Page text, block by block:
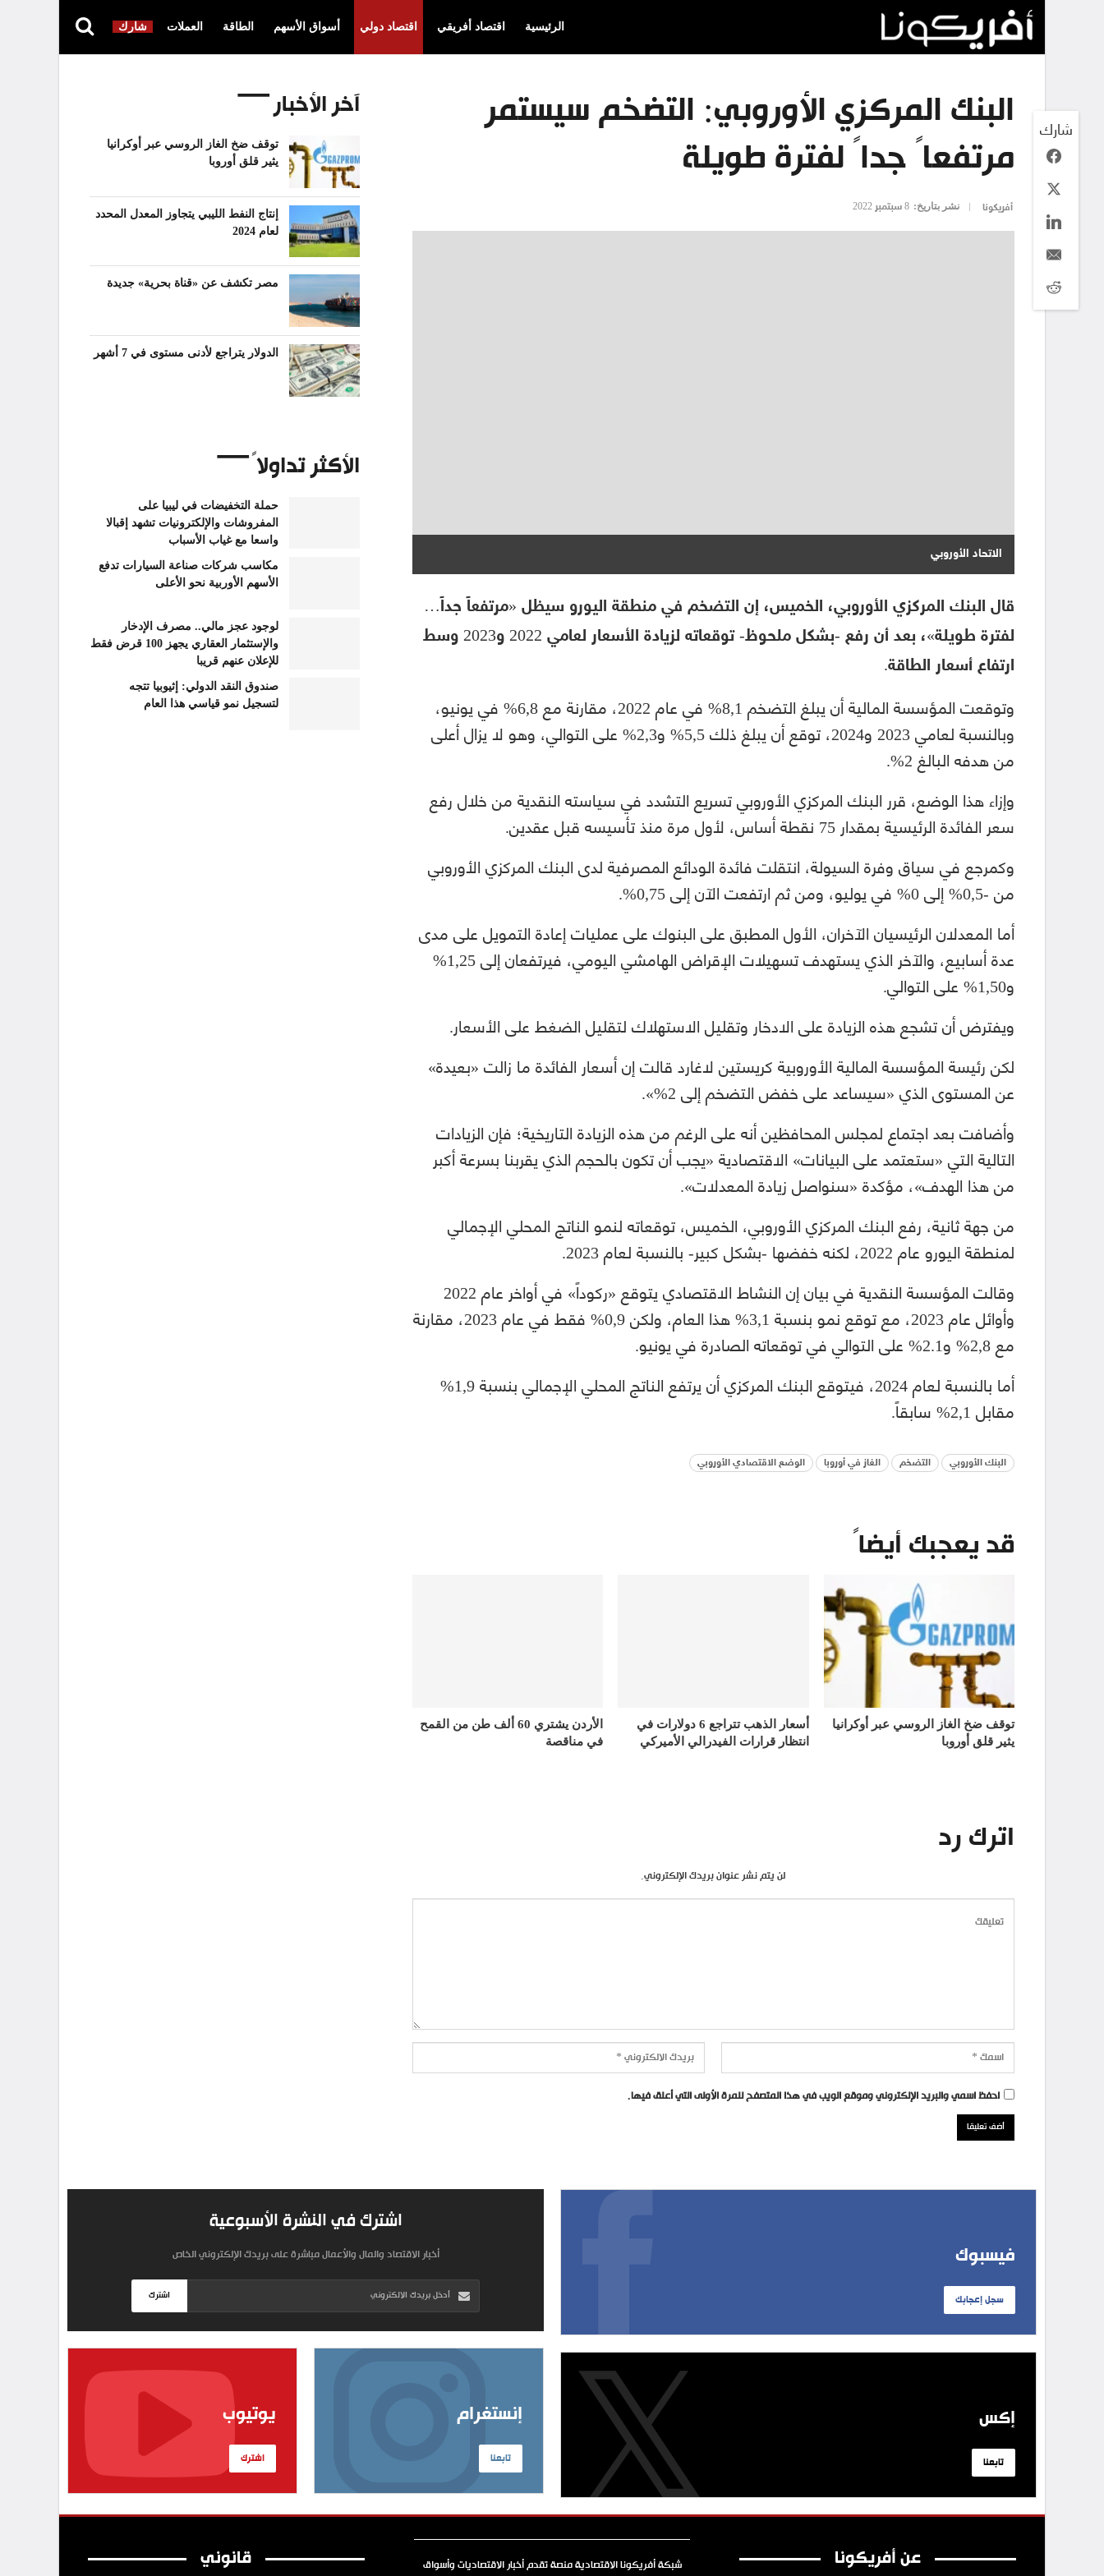
الرئيسية اقتصاد أفريقي اقتصاد دولي أسواق الأسهم الطاقة العملات شارك
البنك المركزي الأوروبي: التضخم سيستمر
مرتفعاً جداً لفترة طويلة
أفريكونا نشر بتاريخ: 8 سبتمبر 2022
الاتحاد الأوروبي
شارك
قال البنك المركزي الأوروبي، الخميس، إن التضخم في منطقة اليورو سيظل «مرتفعاً جداً…
لفترة طويلة»، بعد أن رفع -بشكل ملحوظ- توقعاته لزيادة الأسعار لعامي 2022 و2023 وسط
ارتفاع أسعار الطاقة.
وتوقعت المؤسسة المالية أن يبلغ التضخم 8,1% في عام 2022، مقارنة مع 6,8% في يونيو،
وبالنسبة لعامي 2023 و2024، توقع أن يبلغ ذلك 5,5% و2,3% على التوالي، وهو لا يزال أعلى
من هدفه البالغ 2%.
وإزاء هذا الوضع، قرر البنك المركزي الأوروبي تسريع التشدد في سياسته النقدية من خلال رفع
سعر الفائدة الرئيسية بمقدار 75 نقطة أساس، لأول مرة منذ تأسيسه قبل عقدين.
وكمرجع في سياق وفرة السيولة، انتقلت فائدة الودائع المصرفية لدى البنك المركزي الأوروبي
من -0,5% إلى 0% في يوليو، ومن ثم ارتفعت الآن إلى 0,75%.
أما المعدلان الرئيسيان الآخران، الأول المطبق على البنوك على عمليات إعادة التمويل على مدى
عدة أسابيع، والآخر الذي يستهدف تسهيلات الإقراض الهامشي اليومي، فيرتفعان إلى 1,25%
و1,50% على التوالي.
ويفترض أن تشجع هذه الزيادة على الادخار وتقليل الاستهلاك لتقليل الضغط على الأسعار.
لكن رئيسة المؤسسة المالية الأوروبية كريستين لاغارد قالت إن أسعار الفائدة ما زالت «بعيدة»
عن المستوى الذي «سيساعد على خفض التضخم إلى 2%».
وأضافت بعد اجتماع لمجلس المحافظين أنه على الرغم من هذه الزيادة التاريخية؛ فإن الزيادات
التالية التي «ستعتمد على البيانات» الاقتصادية «يجب أن تكون بالحجم الذي يقربنا بسرعة أكبر
من هذا الهدف»، مؤكدة «سنواصل زيادة المعدلات».
من جهة ثانية، رفع البنك المركزي الأوروبي، الخميس، توقعاته لنمو الناتج المحلي الإجمالي
لمنطقة اليورو عام 2022، لكنه خفضها -بشكل كبير- بالنسبة لعام 2023.
وقالت المؤسسة النقدية في بيان إن النشاط الاقتصادي يتوقع «ركوداً» في أواخر عام 2022
وأوائل عام 2023، مع توقع نمو بنسبة 3,1% هذا العام، ولكن 0,9% فقط في عام 2023، مقارنة
مع 2,8% و2.1% على التوالي في توقعاته الصادرة في يونيو.
أما بالنسبة لعام 2024، فيتوقع البنك المركزي أن يرتفع الناتج المحلي الإجمالي بنسبة 1,9%
مقابل 2,1% سابقاً.
البنك الأوروبي التضخم الغاز في أوروبا الوضع الاقتصادي الأوروبي
قد يعجبك أيضاً
توقف ضخ الغاز الروسي عبر أوكرانيا
يثير قلق أوروبا
أسعار الذهب تتراجع 6 دولارات في
انتظار قرارات الفيدرالي الأميركي
الأردن يشتري 60 ألف طن من القمح
في مناقصة
اترك رد
لن يتم نشر عنوان بريدك الإلكتروني.
احفظ اسمي والبريد الإلكتروني وموقع الويب في هذا المتصفح للمرة الأولى التي أعلق فيها.
آخر الأخبار
توقف ضخ الغاز الروسي عبر أوكرانيا
يثير قلق أوروبا
إنتاج النفط الليبي يتجاوز المعدل المحدد
لعام 2024
مصر تكشف عن «قناة بحرية» جديدة
الدولار يتراجع لأدنى مستوى في 7 أشهر
الأكثر تداولاً
حملة التخفيضات في ليبيا على
المفروشات والإلكترونيات تشهد إقبالا
واسعا مع غياب الأسباب
مكاسب شركات صناعة السيارات تدفع
الأسهم الأوربية نحو الأعلى
لوجود عجز مالي.. مصرف الإدخار
والإستثمار العقاري يجهز 100 قرض فقط
للإعلان عنهم قريبا
صندوق النقد الدولي: إثيوبيا تتجه
لتسجيل نمو قياسي هذا العام
فيسبوك
سجل إعجابك
إكس
تابعنا
اشترك في النشرة الأسبوعية
أخبار الاقتصاد والمال والأعمال مباشرة على بريدك الإلكتروني الخاص
اشترك
إنستغرام
تابعنا
يوتيوب
اشترك
عن أفريكونا
شبكة أفريكونا الاقتصادية منصة تقدم أخبار الاقتصاديات وأسواق
قانوني